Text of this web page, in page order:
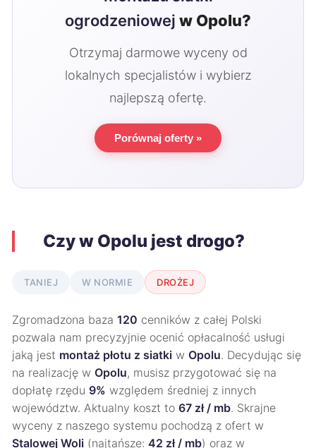
ogrodzeniowej w Opolu?
Otrzymaj darmowe wyceny od
lokalnych specjalistów i wybierz
najlepszą ofertę.
Porównaj oferty »
Czy w Opolu jest drogo?
TANIEJ W NORMIE DROŻEJ
Zgromadzona baza 120 cenników z całej Polski
pozwala nam precyzyjnie ocenić opłacalność usługi
jaką jest montaż płotu z siatki w Opolu. Decydując się
na realizację w Opolu, musisz przygotować się na
dopłatę rzędu 9% względem średniej z innych
województw. Aktualny koszt to 67 zł / mb. Skrajne
wyceny z naszego systemu pochodzą z ofert w
Stalowej Woli (najtańsze: 42 zł / mb) oraz w